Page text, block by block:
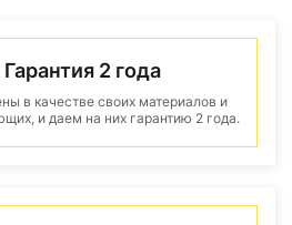
Гарантия 2 года
в качестве своих материалов и
и даем на них гарантию 2 года.